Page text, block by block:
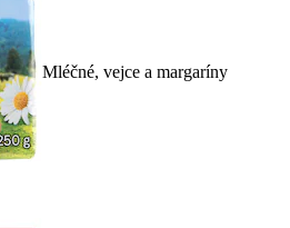
Mléčné, vejce a margaríny